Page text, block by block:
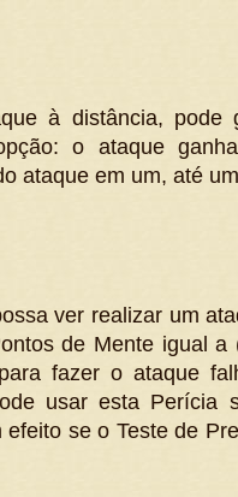
à distância, pode
o ataque
ataque em um, até
ver realizar um
de Mente igual
fazer o ataque
usar esta Perícia
se o Teste de